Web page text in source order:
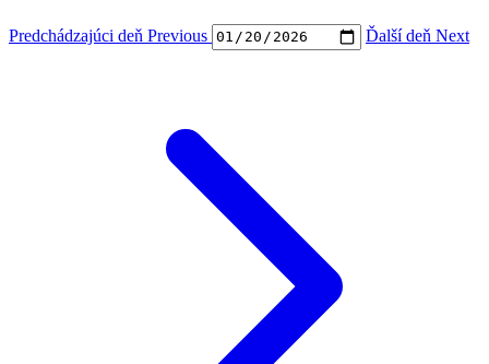
Predchádzajúci deň Previous Ďalší deň Next